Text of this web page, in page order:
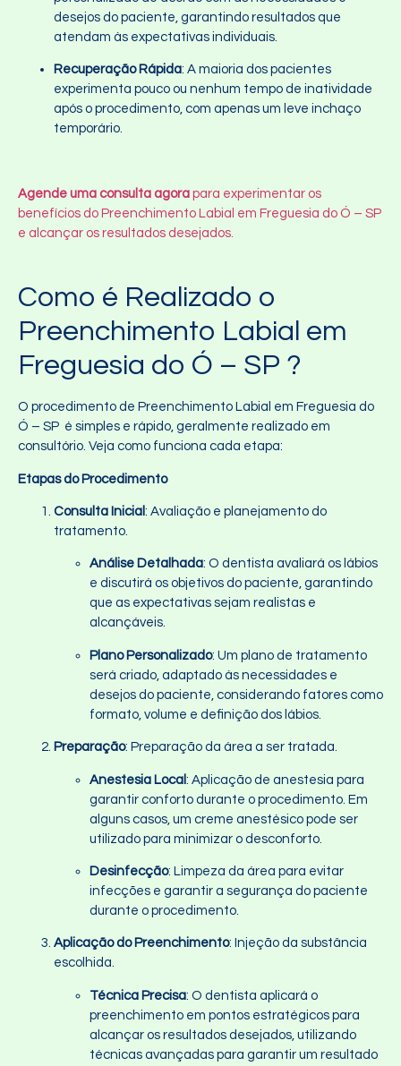
desejos do paciente, garantindo resultados que
atendam às expectativas individuais.
Recuperação Rápida: A maioria dos pacientes
experimenta pouco ou nenhum tempo de inatividade
após o procedimento, com apenas um leve inchaço
temporário.
Agende uma consulta agora para experimentar os
benefícios do Preenchimento Labial em Freguesia do Ó – SP
e alcançar os resultados desejados.
Como é Realizado o
Preenchimento Labial em
Freguesia do Ó – SP ?
O procedimento de Preenchimento Labial em Freguesia do
Ó – SP é simples e rápido, geralmente realizado em
consultório. Veja como funciona cada etapa:
Etapas do Procedimento
Consulta Inicial : Avaliação e planejamento do
tratamento.
Análise Detalhada: O dentista avaliará os lábios
e discutirá os objetivos do paciente, garantindo
que as expectativas sejam realistas e
alcançáveis.
Plano Personalizado: Um plano de tratamento
será criado, adaptado às necessidades e
desejos do paciente, considerando fatores como
formato, volume e definição dos lábios.
Preparação: Preparação da área a ser tratada.
Anestesia Local : Aplicação de anestesia para
garantir conforto durante o procedimento. Em
alguns casos, um creme anestésico pode ser
utilizado para minimizar o desconforto.
Desinfecção: Limpeza da área para evitar
infecções e garantir a segurança do paciente
durante o procedimento.
Aplicação do Preenchimento: Injeção da substância
escolhida.
Técnica Precisa: O dentista aplicará o
preenchimento em pontos estratégicos para
alcançar os resultados desejados, utilizando
técnicas avançadas para garantir um resultado